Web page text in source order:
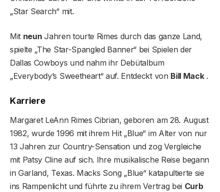
„Star Search“ mit.
Mit neun Jahren tourte Rimes durch das ganze Land,
spielte „The Star-Spangled Banner“ bei Spielen der
Dallas Cowboys und nahm ihr Debütalbum
„Everybody’s Sweetheart“ auf. Entdeckt von Bill Mack.
Karriere
Margaret LeAnn Rimes Cibrian, geboren am 28. August
1982, wurde 1996 mit ihrem Hit „Blue“ im Alter von nur
13 Jahren zur Country-Sensation und zog Vergleiche
mit Patsy Cline auf sich. Ihre musikalische Reise begann
in Garland, Texas. Macks Song „Blue“ katapultierte sie
ins Rampenlicht und führte zu ihrem Vertrag bei Curb